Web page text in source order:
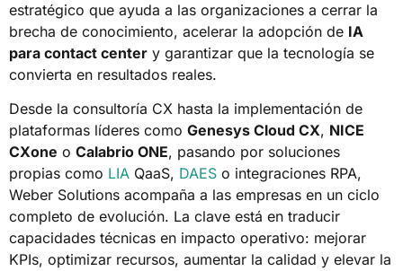
estratégico que ayuda a las organizaciones a cerrar la
brecha de conocimiento, acelerar la adopción de IA
para contact center y garantizar que la tecnología se
convierta en resultados reales.
Desde la consultoría CX hasta la implementación de
plataformas líderes como Genesys Cloud CX, NICE
CXone o Calabrio ONE, pasando por soluciones
propias como LIA QaaS, DAES o integraciones RPA,
Weber Solutions acompaña a las empresas en un ciclo
completo de evolución. La clave está en traducir
capacidades técnicas en impacto operativo: mejorar
KPIs, optimizar recursos, aumentar la calidad y elevar la